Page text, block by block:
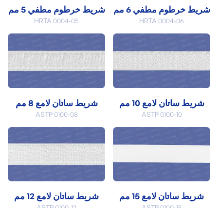
شريط خرطوم مطفي 5 مم
HRTA 0004-05
شريط خرطوم مطفي 6 مم
HRTA 0004-06
شريط ساتان لامع 8 مم
ASTP 0100-08
شريط ساتان لامع 10 مم
ASTP 0100-10
شريط ساتان لامع 12 مم شريط ساتان لامع 15 مم